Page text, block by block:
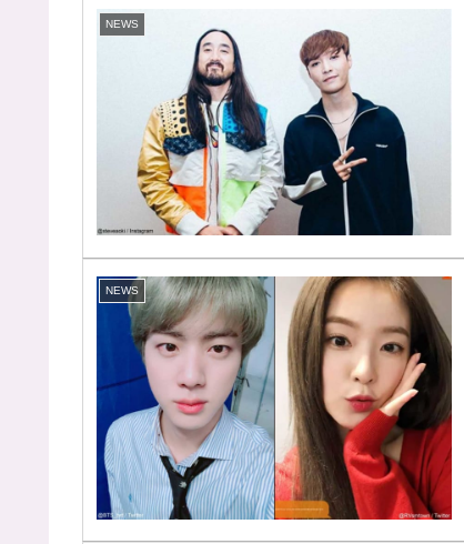
NEWS
NEWS